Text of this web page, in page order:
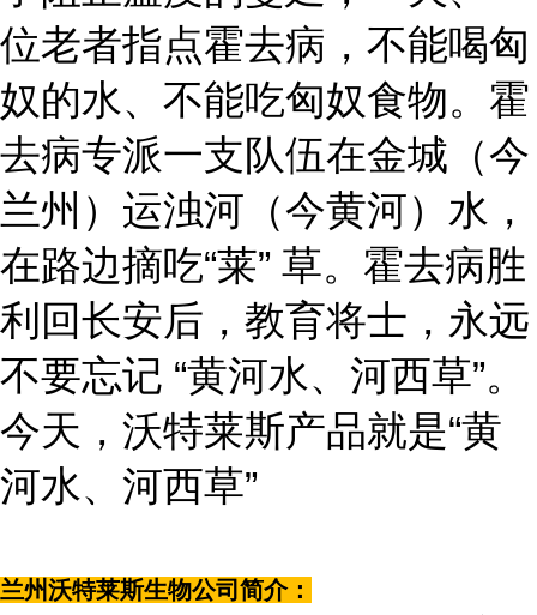
位老者指点霍去病，不能喝匈
奴的水、不能吃匈奴食物。霍
去病专派一支队伍在金城（今
兰州）运浊河（今黄河）水，
在路边摘吃“莱” 草。霍去病胜
利回长安后，教育将士，永远
不要忘记 “黄河水、河西草”。
今天，沃特莱斯产品就是“黄
河水、河西草”
兰州沃特莱斯生物公司简介：